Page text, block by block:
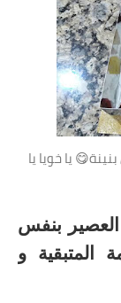
يا خويا يا
بنفس
المتبقية و